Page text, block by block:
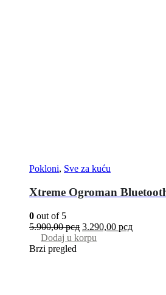
Pokloni, Sve za kuću
Xtreme Ogroman
0 out of 5
5.900,00рсд 3.290,00 рсд
Dodaj u korpu
Brzi pregled